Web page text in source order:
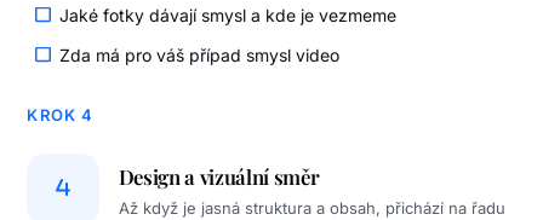
Jaké fotky dávají smysl a kde je vezmeme
Zda má pro váš případ smysl video
KROK 4
Design a vizuální směr
Až když je jasná struktura a obsah, přichází na řadu